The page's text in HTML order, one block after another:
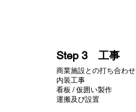
​Step 3 工事
商業施設との打ち合わせ
内装工事
看板 / 仮囲い製作
​運搬及び設置